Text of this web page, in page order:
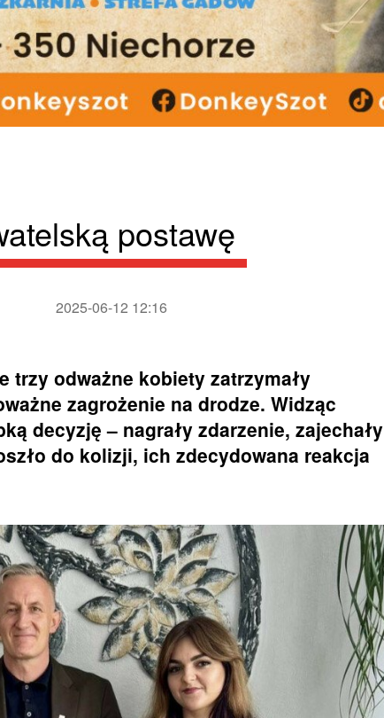
postawę
2025-06-12 12:16
trzy odważne kobiety zatrzymały
zagrożenie na drodze. Widząc
decyzję – nagrały zdarzenie, zajechały
do kolizji, ich zdecydowana reakcja